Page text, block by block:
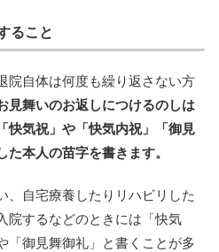
ること
院自体は何度も繰り返さない方
見舞いのお返しにつけるのしは
快気祝」や「快気内祝」「御見
本人の苗字を書きます。
、自宅療養したりリハビリした
院するなどのときには「快気
「御見舞御礼」と書くことが多